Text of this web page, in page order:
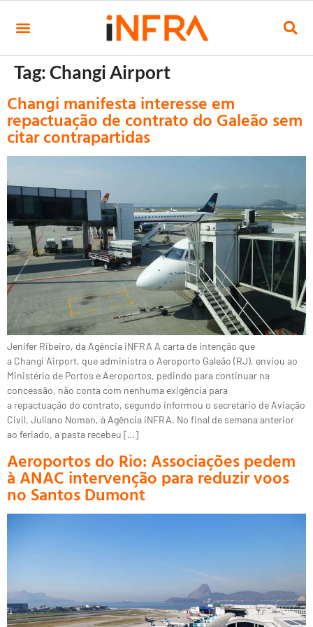
Tag:Changi Airport
Changi manifesta interesse em
repactuação de contrato do Galeão sem
citar contrapartidas
Jenifer Ribeiro, da Agência iNFRA A carta de intenção que
a Changi Airport, que administra o Aeroporto Galeão (RJ), enviou ao
Ministério de Portos e Aeroportos, pedindo para continuar na
concessão, não conta com nenhuma exigência para
a repactuação do contrato, segundo informou o secretário de Aviação
Civil, Juliano Noman, à Agência iNFRA. No final de semana anterior
ao feriado, a pasta recebeu […]
Aeroportos do Rio: Associações pedem
à ANAC intervenção para reduzir voos
no Santos Dumont